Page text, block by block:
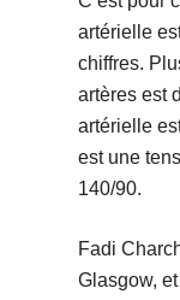
artérielle
chiffres.
artères est
artérielle
est une
140/90.
Fadi
Glasgow,